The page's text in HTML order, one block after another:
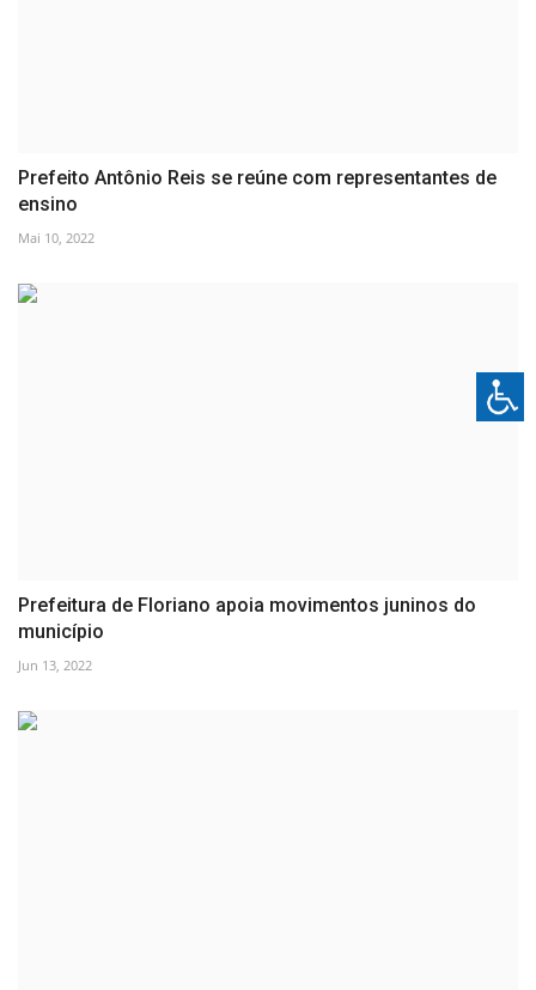
Prefeito Antônio Reis se reúne com representantes de
ensino
Mai 10, 2022
Prefeitura de Floriano apoia movimentos juninos do
município
Jun 13, 2022